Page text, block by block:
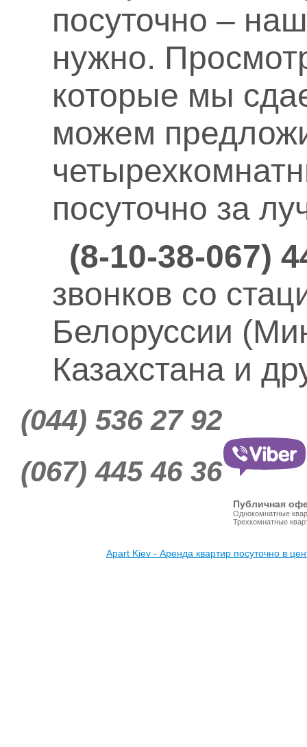
посуточно –
нужно.
которые мы
можем
посуточно за
(8-10-38-067)
звонков со
Белоруссии
Казахстана и
(044) 536 27 92
(067) 445 46 36
Однокомнатные
Трехкомнатные
Apart Kiev - Аренда квартир посуточно в